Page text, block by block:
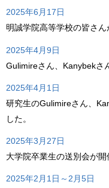
2025年6月17日
明誠学院高等学校の皆さん
2025年4月9日
Gulimireさん、Kanybekさ
2025年4月1日
研究生のGulimireさん、
した。
2025年3月27日
大学院卒業生の送別会が開
2025年2月1日～2月5日